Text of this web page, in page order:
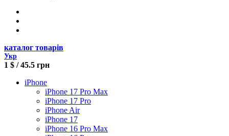
каталог товарів
Укр
1 $ / 45.5 грн
iPhone
iPhone 17 Pro Max
iPhone 17 Pro
iPhone Air
iPhone 17
iPhone 16 Pro Max